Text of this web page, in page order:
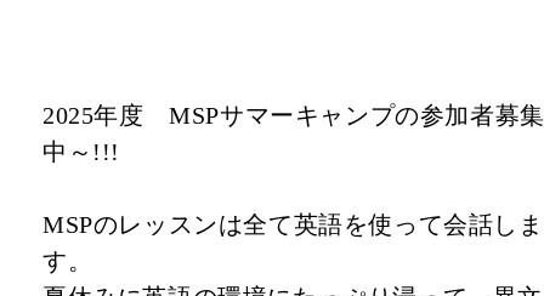
2025年度 MSPサマーキャンプの参加者募集
中～!!!
MSPのレッスンは全て英語を使って会話しま
す。